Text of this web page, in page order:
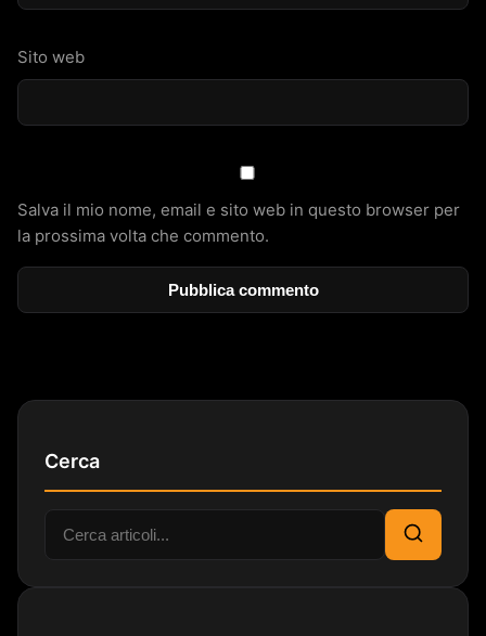
Sito web
Salva il mio nome, email e sito web in questo browser per
la prossima volta che commento.
Cerca
Cerca:
Cerca